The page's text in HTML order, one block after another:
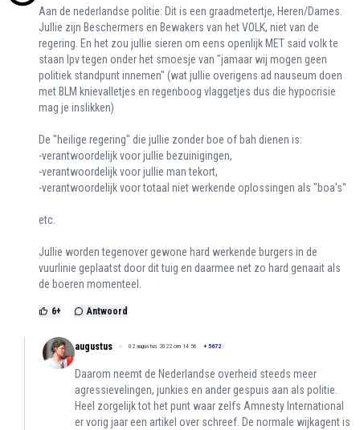
Aan de nederlandse politie: Dit is een graadmetertje, Heren/Dames.
Jullie zijn Beschermers en Bewakers van het VOLK, niet van de
regering. En het zou jullie sieren om eens openlijk MET said volk te
staan Ipv tegen onder het smoesje van "jamaar wij mogen geen
politiek standpunt innemen" (wat jullie overigens ad nauseum doen
met BLM knievalletjes en regenboog vlaggetjes dus die hypocrisie
mag je inslikken)
De "heilige regering" die jullie zonder boe of bah dienen is:
-verantwoordelijk voor jullie bezuinigingen,
-verantwoordelijk voor jullie man tekort,
-verantwoordelijk voor totaal niet werkende oplossingen als "boa's"
etc.
Jullie worden tegenover gewone hard werkende burgers in de
vuurlinie geplaatst door dit tuig en daarmee net zo hard genaait als
de boeren momenteel.
6+ Antwoord
augustus 02 augustus 2022 om 14:56 + 5672
Daarom neemt de Nederlandse overheid steeds meer
agressievelingen, junkies en ander gespuis aan als politie.
Heel zorgelijk tot het punt waar zelfs Amnesty International
er vorig jaar een artikel over schreef. De normale wijkagent is